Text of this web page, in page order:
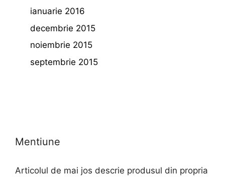
ianuarie 2016
decembrie 2015
noiembrie 2015
septembrie 2015
Mentiune
Articolul de mai jos descrie produsul din propria